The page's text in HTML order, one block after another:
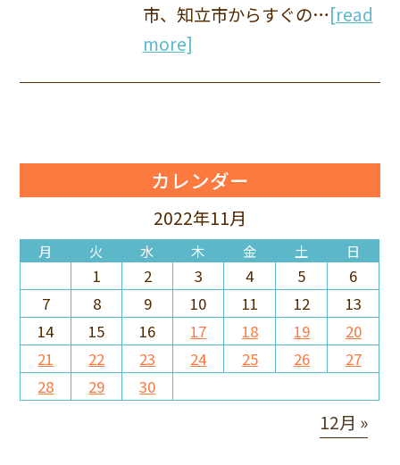
市、知立市からすぐの…[read
more]
カレンダー
2022年11月
月 火 水 木 金 土 日
1 2 3 4 5
6
7
8 9 10 11 12
13
14
15 16 17 18 19
20
21
22 23 24 25 26
27
28
29 30
12月 »